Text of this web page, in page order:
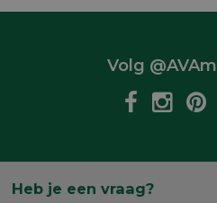
Volg
Heb je een vraag?